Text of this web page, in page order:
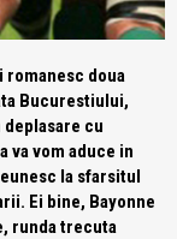
romanesc doua
Bucurestiului,
cu
va vom aduce in
la sfarsitul
Ei bine, Bayonne
runda trecuta